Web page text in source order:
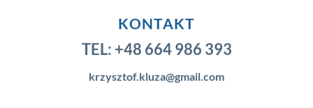
KONTAKT
TEL: +48 664 986 393
krzysztof.kluza@gmail.com